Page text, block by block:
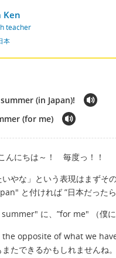
Ken
teacher
本
(in Japan)!
(for me)
んにちは～！ 毎度っ！！
いやな」という表現はまず
と付ければ ”日本だった
に、”for me" （僕
the opposite of what we
たできるかもしれませんね。